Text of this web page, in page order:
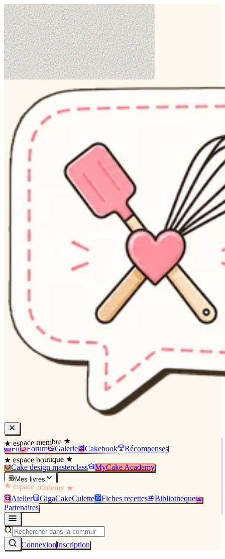
★ espace membre ★
Fil Forum Galerie Cakebook Récompenses
★ espace boutique ★
Cake design masterclass MyCake Academy
Mes livres
★ espace academy ★
Atelier GigaCakeCulette Fiches recettes
Bibliothèque
Partenaires
ConnexionInscription